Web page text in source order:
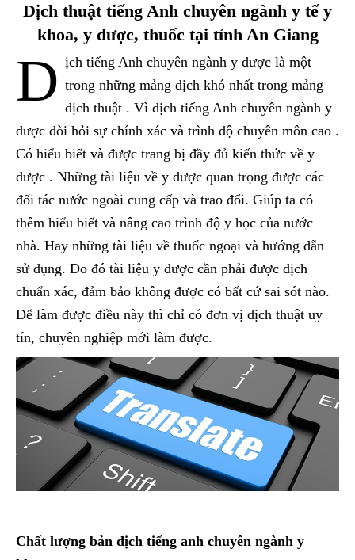
Dịch thuật tiếng Anh chuyên ngành y tế y
khoa, y dược, thuốc tại tỉnh An Giang
D ịch tiếng Anh chuyên ngành y dược là một
trong những mảng dịch khó nhất trong mảng
dịch thuật . Vì dịch tiếng Anh chuyên ngành y
dược đòi hỏi sự chính xác và trình độ chuyên môn cao .
Có hiểu biết và được trang bị đầy đủ kiến thức về y
dược . Những tài liệu về y dược quan trọng được các
đối tác nước ngoài cung cấp và trao đổi. Giúp ta có
thêm hiểu biết và nâng cao trình độ y học của nước
nhà. Hay những tài liệu về thuốc ngoại và hướng dẫn
sử dụng. Do đó tài liệu y dược cần phải được dịch
chuẩn xác, đảm bảo không được có bất cứ sai sót nào.
Để làm được điều này thì chỉ có đơn vị dịch thuật uy
tín, chuyên nghiệp mới làm được.
Chất lượng bản dịch tiếng anh chuyên ngành y